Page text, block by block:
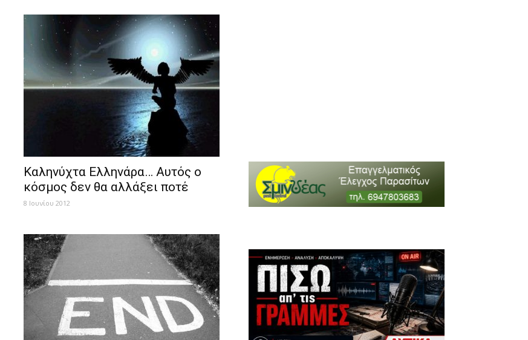
Καληνύχτα Ελληνάρα… Αυτός ο
κόσμος δεν θα αλλάξει ποτέ
8 Ιουνίου 2012